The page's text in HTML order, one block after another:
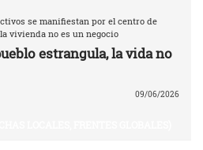
se manifiestan por el centro de
vivienda no es un negocio
estrangula, la vida no
09/06/2026